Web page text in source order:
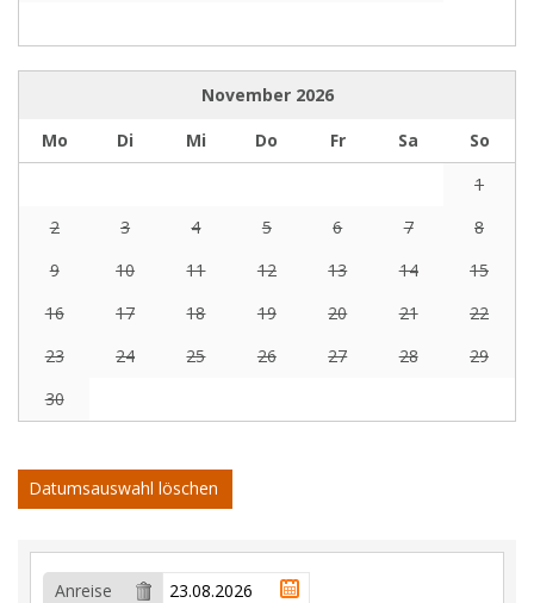
November 2026
Mo
Di Mi Do Fr Sa
So
1
2
3 4 5 6 7
8
9
10 11 12 13 14
15
16
17 18 19 20 21
22
23
24 25 26 27 28
29
30
Datumsauswahl löschen
Anreise